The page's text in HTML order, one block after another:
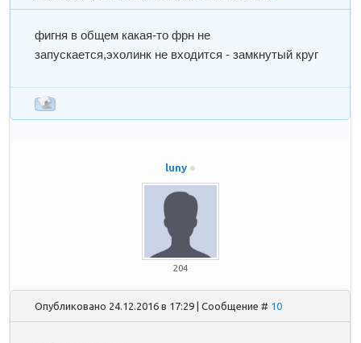
фигня в общем какая-то фрн не
запускается,эхолинк не входится - замкнутый круг
luny
204
Опубликовано 24.12.2016 в 17:29 | Сообщение # 10